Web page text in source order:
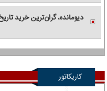
دیومانده، گران‌ترین خرید
کاریکاتور